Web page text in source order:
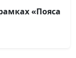
«Пояса